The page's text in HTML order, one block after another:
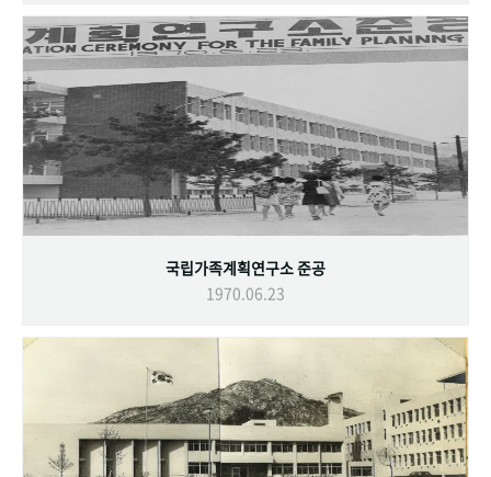
국립가족계획연구소 준공
1970.06.23